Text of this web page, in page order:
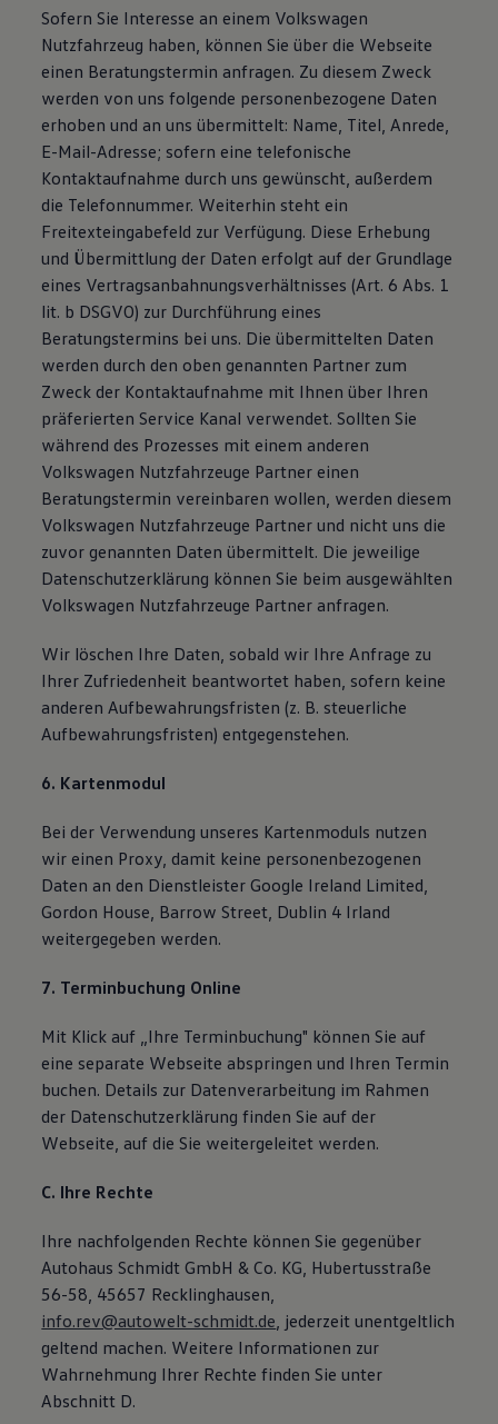
Sofern Sie Interesse an einem Volkswagen
Nutzfahrzeug haben, können Sie über die Webseite
einen Beratungstermin anfragen. Zu diesem Zweck
werden von uns folgende personenbezogene Daten
erhoben und an uns übermittelt: Name, Titel, Anrede,
E-Mail-Adresse; sofern eine telefonische
Kontaktaufnahme durch uns gewünscht, außerdem
die Telefonnummer. Weiterhin steht ein
Freitexteingabefeld zur Verfügung. Diese Erhebung
und Übermittlung der Daten erfolgt auf der Grundlage
eines Vertragsanbahnungsverhältnisses (Art. 6 Abs. 1
lit. b DSGVO) zur Durchführung eines
Beratungstermins bei uns. Die übermittelten Daten
werden durch den oben genannten Partner zum
Zweck der Kontaktaufnahme mit Ihnen über Ihren
präferierten Service Kanal verwendet. Sollten Sie
während des Prozesses mit einem anderen
Volkswagen Nutzfahrzeuge Partner einen
Beratungstermin vereinbaren wollen, werden diesem
Volkswagen Nutzfahrzeuge Partner und nicht uns die
zuvor genannten Daten übermittelt. Die jeweilige
Datenschutzerklärung können Sie beim ausgewählten
Volkswagen Nutzfahrzeuge Partner anfragen.
Wir löschen Ihre Daten, sobald wir Ihre Anfrage zu
Ihrer Zufriedenheit beantwortet haben, sofern keine
anderen Aufbewahrungsfristen (z. B. steuerliche
Aufbewahrungsfristen) entgegenstehen.
6. Kartenmodul
Bei der Verwendung unseres Kartenmoduls nutzen
wir einen Proxy, damit keine personenbezogenen
Daten an den Dienstleister Google Ireland Limited,
Gordon House, Barrow Street, Dublin 4 Irland
weitergegeben werden.
7. Terminbuchung Online
Mit Klick auf „Ihre Terminbuchung" können Sie auf
eine separate Webseite abspringen und Ihren Termin
buchen. Details zur Datenverarbeitung im Rahmen
der Datenschutzerklärung finden Sie auf der
Webseite, auf die Sie weitergeleitet werden.
C. Ihre Rechte
Ihre nachfolgenden Rechte können Sie gegenüber
Autohaus Schmidt GmbH & Co. KG, Hubertusstraße
56-58, 45657 Recklinghausen,
info.rev@autowelt-schmidt.de, jederzeit unentgeltlich
geltend machen. Weitere Informationen zur
Wahrnehmung Ihrer Rechte finden Sie unter
Abschnitt D.